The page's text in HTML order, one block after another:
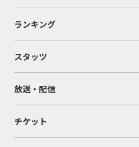
ランキング
スタッツ
放送・配信
チケット